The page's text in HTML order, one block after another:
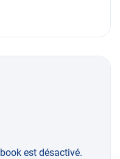
est désactivé.